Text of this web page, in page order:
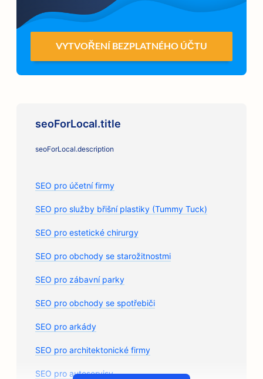
VYTVOŘENÍ BEZPLATNÉHO ÚČTU
seoForLocal.title
seoForLocal.description
SEO pro účetní firmy
SEO pro služby břišní plastiky (Tummy Tuck)
SEO pro estetické chirurgy
SEO pro obchody se starožitnostmi
SEO pro zábavní parky
SEO pro obchody se spotřebiči
SEO pro arkády
SEO pro architektonické firmy
SEO pro autoservisy